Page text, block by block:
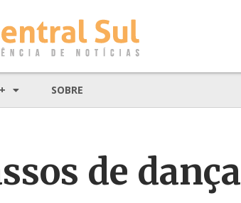
SOBRE
de dança